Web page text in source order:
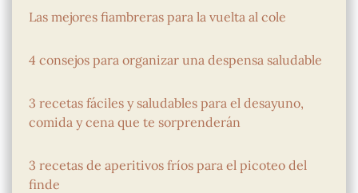
Las mejores fiambreras para la vuelta al cole
4 consejos para organizar una despensa saludable
3 recetas fáciles y saludables para el desayuno,
comida y cena que te sorprenderán
3 recetas de aperitivos fríos para el picoteo del
finde